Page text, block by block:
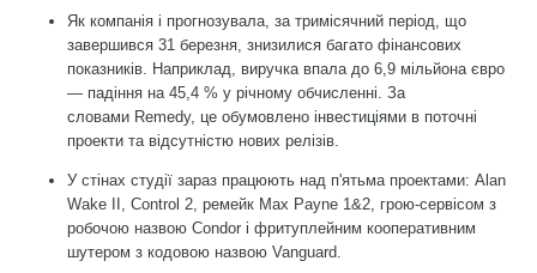
Як компанія і прогнозувала, за тримісячний період, що
завершився 31 березня, знизилися багато фінансових
показників. Наприклад, виручка впала до 6,9 мільйона євро
— падіння на 45,4 % у річному обчисленні. За
словами Remedy, це обумовлено інвестиціями в поточні
проекти та відсутністю нових релізів.
У стінах студії зараз працюють над п'ятьма проектами: Alan
Wake II, Control 2, ремейк Max Payne 1&2, грою-сервісом з
робочою назвою Condor і фритуплейним кооперативним
шутером з кодовою назвою Vanguard.